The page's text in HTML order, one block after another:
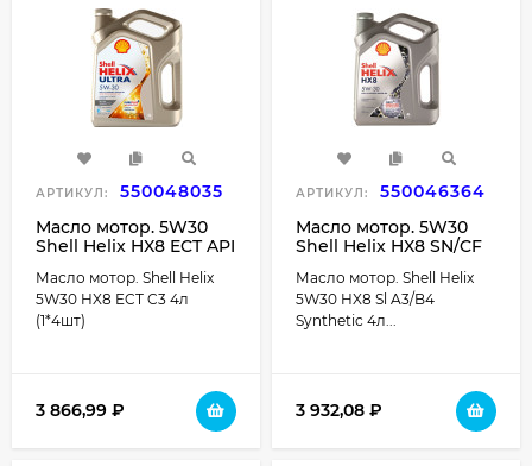
АРТИКУЛ:
550048035
Масло мотор. 5W30
Shell Helix HX8 ECT API
л.) 1*4 шт.
Масло мотор. Shell Helix
5W30 HX8 ECT C3 4л
(1*4шт)
3 866,99 ₽
АРТИКУЛ:
550046364
Масло мотор. 5W30
Shell Helix HX8 SN/CF
л.) 1*4 шт.
Масло мотор. Shell Helix
5W30 HX8 Sl A3/B4
Synthetic 4л...
3 932,08 ₽